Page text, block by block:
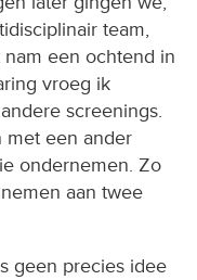
team,
een ochtend in
vroeg ik
screenings.
met een ander
ondernemen. Zo
aan twee
geen precies idee